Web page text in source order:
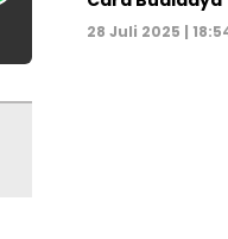
28 Juli 2025 |